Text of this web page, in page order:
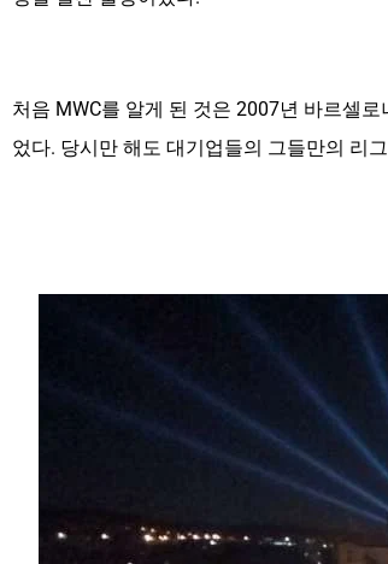
처음 MWC를 알게 된 것은 2007년 바르셀
었다. 당시만 해도 대기업들의 그들만의 리